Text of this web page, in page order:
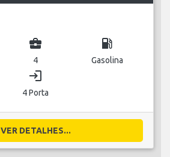
business_center
4
local_gas_station
Gasolina
login
4 Porta
VER DETALHES...